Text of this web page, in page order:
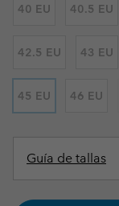
40 EU 40.5 EU
42.5 EU 43 EU
45 EU 46 EU
Guía de tallas